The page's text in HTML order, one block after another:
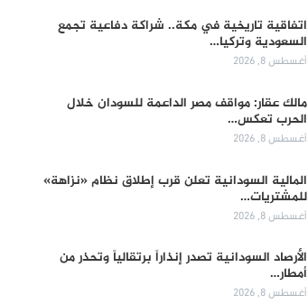
اتفاقية تاريخية في مكة.. شراكة دفاعية تجمع
السعودية وتركيا…
أغسطس 8, 2026
مالك عقار: مواقف مصر الداعمة للسودان خلال
الحرب تعكس…
أغسطس 8, 2026
المالية السودانية تعلن قرب إطلاق نظام «نزاهة»
للمشتريات…
أغسطس 8, 2026
الأرصاد السودانية تصدر إنذاراً برتقالياً وتحذر من
أمطار…
أغسطس 8, 2026